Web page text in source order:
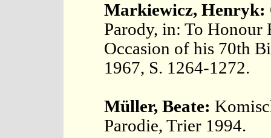
Markiewicz, Henryk:
Parody, in: To Honour
Occasion of his 70th
1967, S. 1264-1272.
Müller, Beate:
Parodie, Trier 1994.